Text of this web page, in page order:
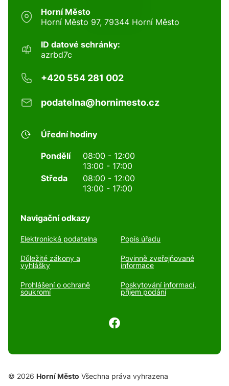
Horní Město
Horní Město 97, 79344 Horní Město
ID datové schránky:
azrbd7c
+420 554 281 002
podatelna@hornimesto.cz
Úřední hodiny
Pondělí
08:00 - 12:00
13:00 - 17:00
Středa
08:00 - 12:00
13:00 - 17:00
Navigační odkazy
Elektronická podatelna Popis úřadu
Důležité zákony a
vyhlášky
Povinně zveřejňované
informace
Prohlášení o ochraně
soukromí
Poskytování informací,
příjem podání
© 2026 Horní Město Všechna práva vyhrazena